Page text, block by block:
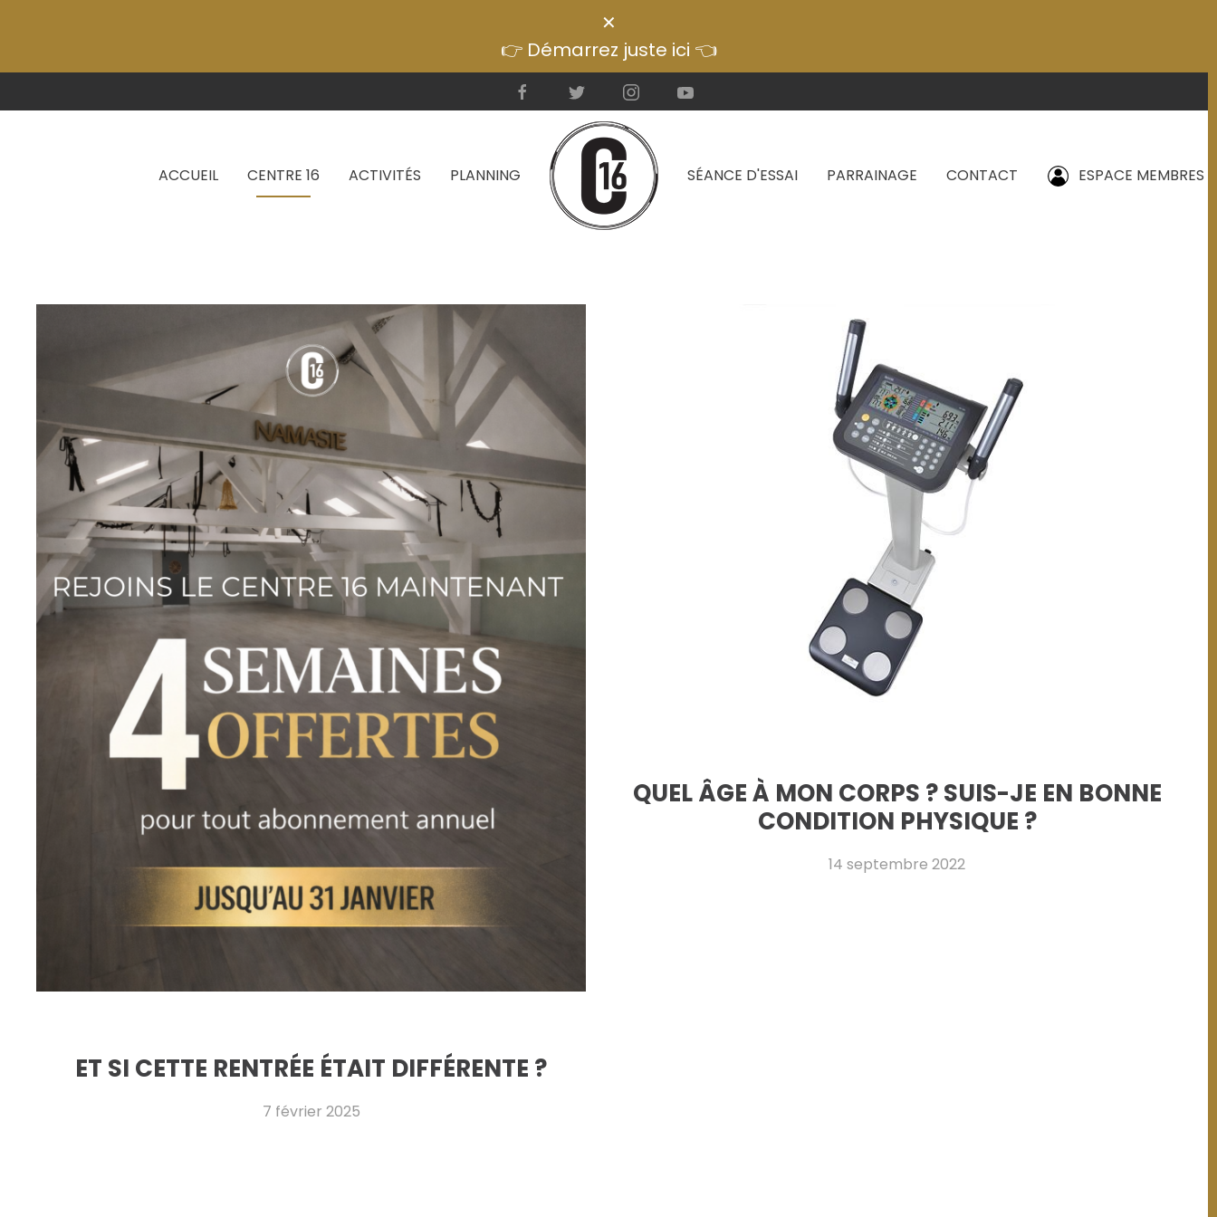
✕
👉 Démarrez juste ici 👈
ACCUEIL CENTRE 16 ACTIVITÉS PLANNING SÉANCE D'ESSAI PARRAINAGE CONTACT ESPACE MEMBRES
ET SI CETTE RENTRÉE ÉTAIT DIFFÉRENTE ?
7 février 2025
QUEL ÂGE À MON CORPS ? SUIS-JE EN BONNE
CONDITION PHYSIQUE ?
14 septembre 2022